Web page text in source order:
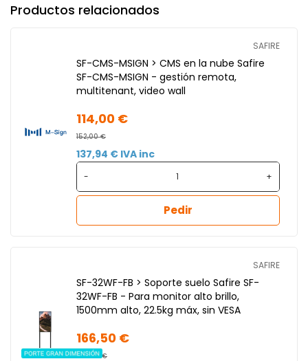
Productos relacionados
SAFIRE
SF-CMS-MSIGN > CMS en la nube Safire
SF-CMS-MSIGN - gestión remota,
multitenant, video wall
114,00 €
152,00 €
137,94 € IVA inc
- +
Pedir
SAFIRE
SF-32WF-FB > Soporte suelo Safire SF-
32WF-FB - Para monitor alto brillo,
1500mm alto, 22.5kg máx, sin VESA
166,50 €
222,00 €